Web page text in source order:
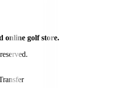
online golf store.